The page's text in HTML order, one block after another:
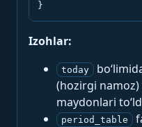
}
Izohlar:
today
(hozirgi namoz)
maydonlari
period_table